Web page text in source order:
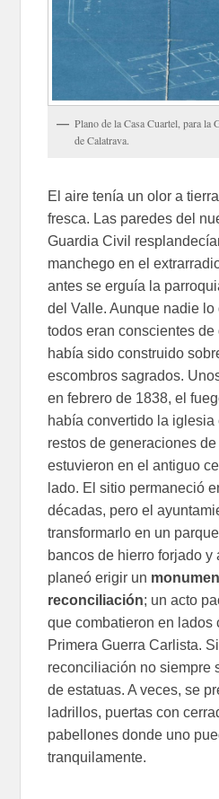
Plano de la Casa Cuartel, para la
de Calatrava.
El aire tenía un olor a
fresca. Las paredes del
Guardia Civil
manchego en el
antes se erguía la
del Valle. Aunque nadie lo
todos eran conscientes
había sido construido
escombros sagrados.
en febrero de 1838, el
había convertido la iglesia
restos de generaciones
estuvieron en el antiguo
lado. El sitio permaneció
décadas, pero el
transformarlo en un
bancos de hierro forjado
planeó erigir un
reconciliación; un acto
que combatieron en lados
Primera Guerra Carlista.
reconciliación no siempre
de estatuas. A veces, se
ladrillos, puertas con
pabellones donde uno
tranquilamente.